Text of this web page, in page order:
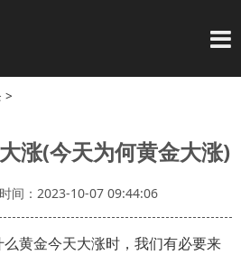
导
>
涨(今天为何黄金大涨)
时间：2023-10-07 09:44:06
黄金今天大涨时，我们有必要来